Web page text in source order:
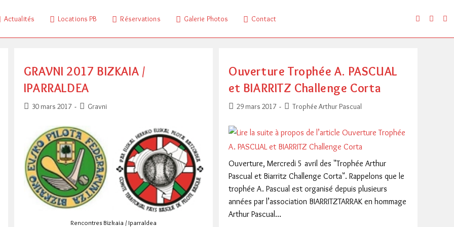
Actualités Locations PB Réservations Galerie Photos Contact
GRAVNI 2017 BIZKAIA /
IPARRALDEA
Publication
30 mars 2017
PostGravni
Rencontres Bizkaia / Iparraldea
Ouverture Trophée A. PASCUAL
et BIARRITZ Challenge Corta
Publication
29 mars 2017
PostTrophée Arthur Pascual
Ouverture, Mercredi 5 avril des "Trophée Arthur
Pascual et Biarritz Challenge Corta". Rappelons que le
trophée A. Pascual est organisé depuis plusieurs
années par l’association BIARRITZTARRAK en hommage
Arthur Pascual…